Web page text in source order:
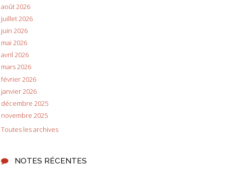
août 2026
juillet 2026
juin 2026
mai 2026
avril 2026
mars 2026
février 2026
janvier 2026
décembre 2025
novembre 2025
Toutes les archives
NOTES RÉCENTES